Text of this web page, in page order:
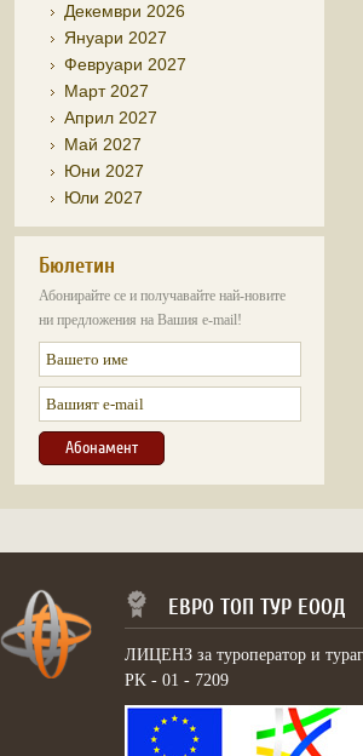
Декември 2026
Януари 2027
Февруари 2027
Март 2027
Април 2027
Май 2027
Юни 2027
Юли 2027
Бюлетин
Абонирайте се и получавайте най-новите
ни предложения на Вашия e-mail!
ЕВРО ТОП ТУР ЕООД
ЛИЦЕНЗ за туроператор и
PK - 01 - 7209